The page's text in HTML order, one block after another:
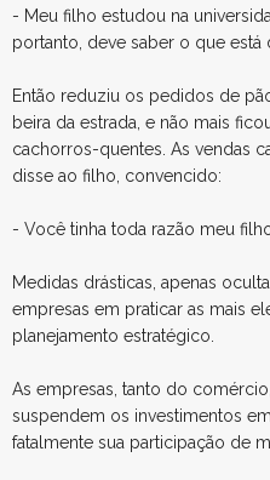
- Meu filho estudou na
portanto, deve saber o que está
Então reduziu os pedidos de
beira da estrada, e não mais
cachorros-quentes. As vendas
disse ao filho, convencido:
- Você tinha toda razão meu
Medidas drásticas, apenas
empresas em praticar as mais
planejamento estratégico.
As empresas, tanto do
suspendem os investimentos
fatalmente sua participação de